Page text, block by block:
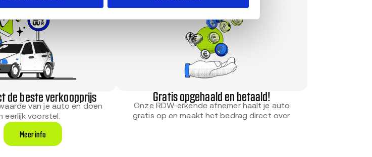
de beste verkoopprijs
van je auto en doen
eerlijk voorstel.
Gratis opgehaald en betaald!
Onze RDW-erkende afnemer haalt je auto
gratis op en maakt het bedrag direct over.
Meer info